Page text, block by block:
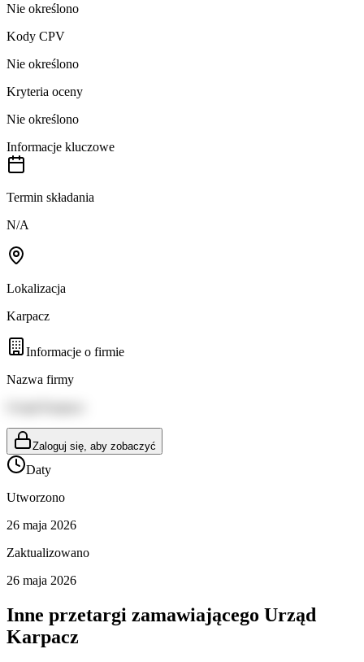
Nie określono
Kody CPV
Nie określono
Kryteria oceny
Nie określono
Informacje kluczowe
Termin składania
N/A
Lokalizacja
Karpacz
Informacje o firmie
Nazwa firmy
Zaloguj się, aby zobaczyć
Daty
Utworzono
26 maja 2026
Zaktualizowano
26 maja 2026
Inne przetargi zamawiającego Urząd
Karpacz